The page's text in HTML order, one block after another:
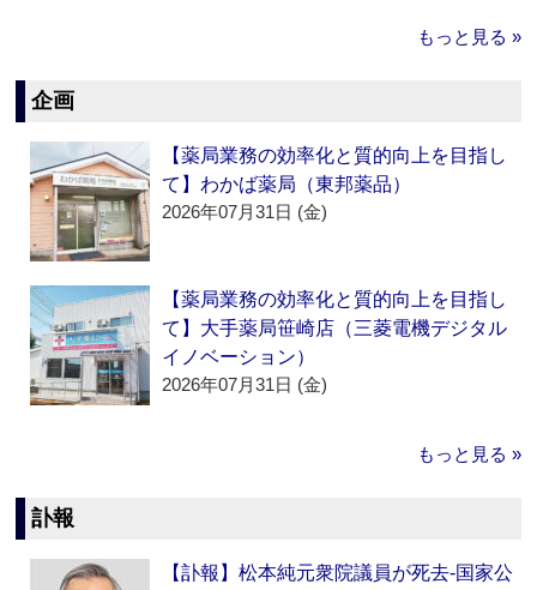
もっと見る »
企画
【薬局業務の効率化と質的向上を目指し
て】わかば薬局（東邦薬品）
2026年07月31日 (金)
【薬局業務の効率化と質的向上を目指し
て】大手薬局笹崎店（三菱電機デジタル
イノベーション）
2026年07月31日 (金)
もっと見る »
訃報
【訃報】松本純元衆院議員が死去‐国家公